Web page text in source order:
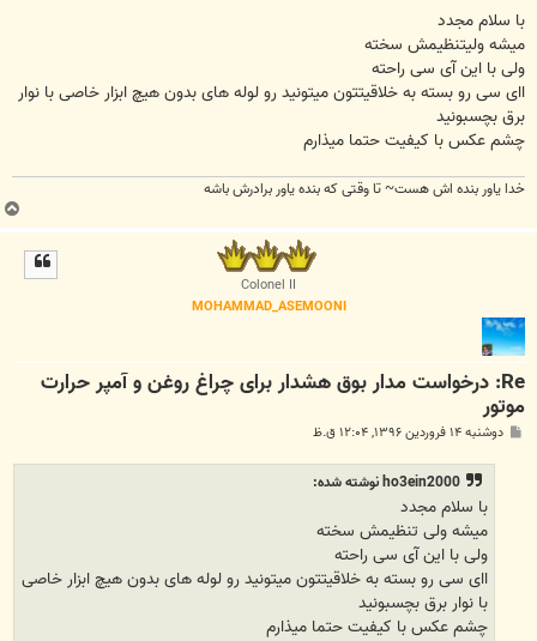
ت
با سلام مجدد
میشه ولیتنظیمش سخته
ولی با این آی سی راحته
اای سی رو بسته به خلاقیتتون میتونید رو لوله های بدون هیچ ابزار خاصی با نوار
برق بچسبونید
چشم عکس با کیفیت حتما میذارم
خدا یاور بنده اش هست~ تا وقتی که بنده یاور برادرش باشه
Colonel II
MOHAMMAD_ASEMOONI
Re: درخواست مدار بوق هشدار برای چراغ روغن و آمپر حرارت
موتور
دوشنبه ۱۴ فروردین ۱۳۹۶, ۱۲:۰۴ ق.ظ
ho3ein2000 نوشته شده:
با سلام مجدد
میشه ولی تنظیمش سخته
ولی با این آی سی راحته
اای سی رو بسته به خلاقیتتون میتونید رو لوله های بدون هیچ ابزار خاصی
با نوار برق بچسبونید
چشم عکس با کیفیت حتما میذارم